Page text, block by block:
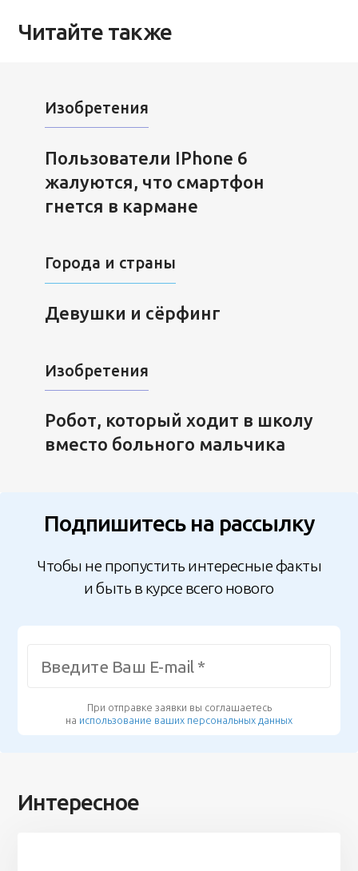
Читайте также
Изобретения
Пользователи IPhone 6
жалуются, что смартфон
гнется в кармане
Города и страны
Девушки и сёрфинг
Изобретения
Робот, который ходит в школу
вместо больного мальчика
Подпишитесь на рассылку
Чтобы не пропустить интересные факты
и быть в курсе всего нового
При отправке заявки вы соглашаетесь
на использование ваших персональных данных
Интересное